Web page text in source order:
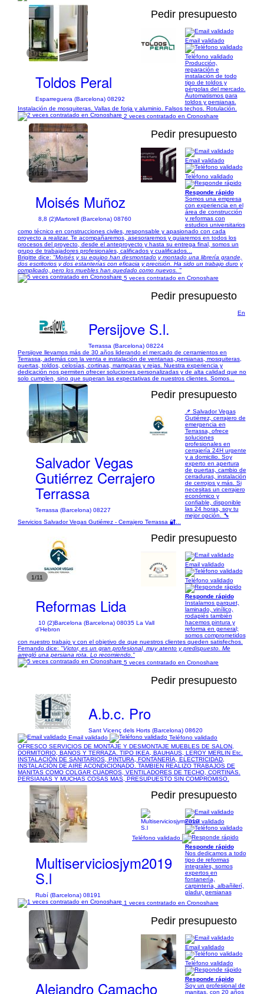
1/14
Pedir presupuesto
Toldos Peral
Esparreguera (Barcelona) 08292
Email validado
Teléfono validado
Producción,
reparación e
instalación de todo
tipo de toldos y
pérgolas del mercado.
Automatismos para
toldos y persianas.
Instalación de mosquiteras. Vallas de forja y aluminio. Falsos techos. Rotulación.
2 veces contratado en Cronoshare
1/14
Pedir presupuesto
Moisés Muñoz
8,8 (2)Martorell (Barcelona) 08760
Email validado
Teléfono validado
Responde rápido
Somos una empresa
con experiencia en el
área de construcción
y reformas con
estudios universitarios
como técnico en construcciones civiles, responsable y apasionado con cada
proyecto a realizar. Te acompañaremos, asesoraremos y guiaremos en todos los
procesos del proyecto, desde el anteproyecto y hasta su entrega final, somos un
grupo de trabajadores profesionales, calificados y cualificados...
Brigitte dice: "Moisés y su equipo han desmontado y montado una librería grande,
dos escritorios y dos estanterías con eficacia y precisión. Ha sido un trabajo duro y
complicado, pero los muebles han quedado como nuevos. "
5 veces contratado en Cronoshare
Pedir presupuesto
Persijove S.l.
Terrassa (Barcelona) 08224
En
Persijove llevamos más de 30 años liderando el mercado de cerramientos en
Terrassa, además con la venta e instalación de ventanas, persianas, mosquiteras,
puertas, toldos, celosías, cortinas, mamparas y rejas. Nuestra experiencia y
dedicación nos permiten ofrecer soluciones personalizadas y de alta calidad que no
solo cumplen, sino que superan las expectativas de nuestros clientes. Somos...
1/30
Pedir presupuesto
Salvador Vegas
Gutiérrez Cerrajero
Terrassa
Terrassa (Barcelona) 08227
📌 Salvador Vegas
Gutiérrez, cerrajero de
emergencia en
Terrassa, ofrece
soluciones
profesionales en
cerrajería 24H urgente
y a domicilio. Soy
experto en apertura
de puertas, cambio de
cerraduras, instalación
de cerrojos y más. Si
necesitas un cerrajero
económico y
confiable, disponible
las 24 horas, soy tu
mejor opción. 🔧
Servicios Salvador Vegas Gutiérrez - Cerrajero Terrassa 🔐...
1/11
Pedir presupuesto
Reformas Lida
10 (2)Barcelona (Barcelona) 08035 La Vall
d’Hebron
Email validado
Teléfono validado
Responde rápido
Instalamos parquet,
laminado, vinílico,
rodapiés también
hacemos pintura y
reforma en general;
somos comprometidos
con nuestro trabajo y con el objetivo de que nuestros clientes queden satisfechos.
Fernando dice: "Victor, es un gran profesional, muy atento y predispuesto. Me
arregló una persiana rota. Lo recomiendo."
5 veces contratado en Cronoshare
Pedir presupuesto
A.b.c. Pro
Sant Vicenç dels Horts (Barcelona) 08620
Email validado
Teléfono validado
OFRESCO SERVICIOS DE MONTAJE Y DESMONTAJE MUEBLES DE SALON,
DORMITORIO, BAÑOS Y TERRAZA. TIPO IKEA, BAUHAUS, LEROY MERLIN Etc.
INSTALACIÓN DE SANITARIOS, PINTURA, FONTANERÍA, ELECTRICIDAD,
INSTALACIÓN DE AIRE ACONDICIONADO. TAMBIEN REALIZO TRABAJOS DE
MANITAS COMO COLGAR CUADROS, VENTILADORES DE TECHO, CORTINAS.
PERSIANAS Y MUCHAS COSAS MAS, PRESUPUESTO SIN COMPROMISO.
1/4
Pedir presupuesto
Multiserviciosjym2019
S.l
Rubí (Barcelona) 08191
Email validado
Teléfono validado
Responde rápido
Nos dedicamos a todo
tipo de reformas
integrales, somos
expertos en
fontanería,
carpintería, albañilerí,
pladur, persianas
1 veces contratado en Cronoshare
1/9
Pedir presupuesto
Alejandro Camacho
Email validado
Teléfono validado
Responde rápido
Soy un profesional de
manitas, con 20 años